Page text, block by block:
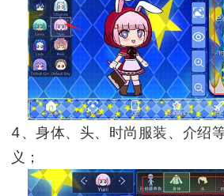
4、身体、头、时尚服装、介绍
义；